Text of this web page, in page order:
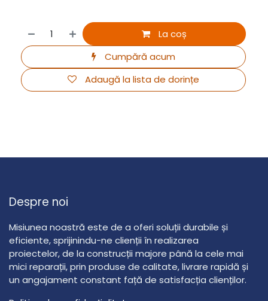
La coș
Cumpără acum
Adaugă la lista de dorințe
Despre noi
Misiunea noastră este de a oferi soluții durabile și
eficiente, sprijinindu-ne clienții în realizarea
proiectelor, de la construcții majore până la cele mai
mici reparații, prin produse de calitate, livrare rapidă și
un angajament constant față de satisfacția clienților.